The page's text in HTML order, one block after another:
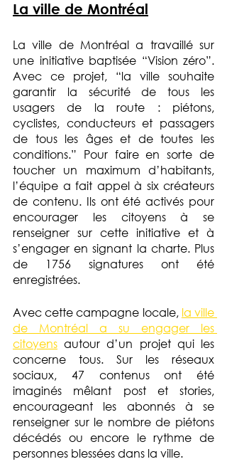
La ville de Montréal
La ville de Montréal a travaillé sur
une initiative baptisée “Vision zéro”.
Avec ce projet, “la ville souhaite
garantir la sécurité de tous les
usagers de la route : piétons,
cyclistes, conducteurs et passagers
de tous les âges et de toutes les
conditions.” Pour faire en sorte de
toucher un maximum d’habitants,
l’équipe a fait appel à six créateurs
de contenu. Ils ont été activés pour
encourager les citoyens à se
renseigner sur cette initiative et à
s’engager en signant la charte. Plus
de 1756 signatures ont été
enregistrées.
Avec cette campagne locale, la ville
de Montréal a su engager les
citoyens autour d’un projet qui les
concerne tous. Sur les réseaux
sociaux, 47 contenus ont été
imaginés mêlant post et stories,
encourageant les abonnés à se
renseigner sur le nombre de piétons
décédés ou encore le rythme de
personnes blessées dans la ville.